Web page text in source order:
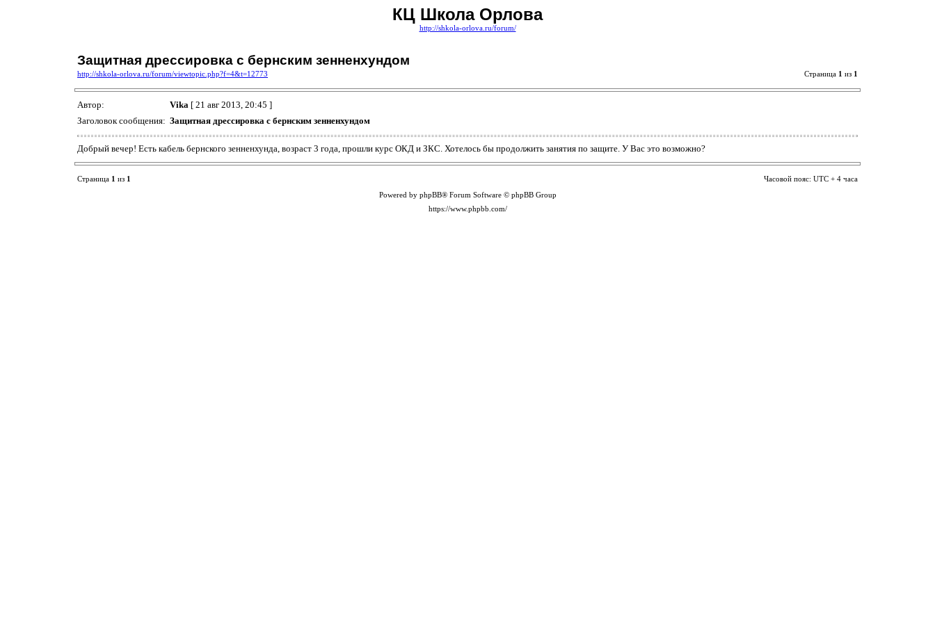
КЦ Школа Орлова
http://shkola-orlova.ru/forum/
Защитная дрессировка с бернским зенненхундом
http://shkola-orlova.ru/forum/viewtopic.php?f=4&t=12773 Страница 1 из 1
Автор: Vika [ 21 авг 2013, 20:45 ]
Заголовок сообщения: Защитная дрессировка с бернским зенненхундом
Добрый вечер! Есть кабель бернского зенненхунда, возраст 3 года, прошли курс ОКД и ЗКС. Хотелось бы продолжить занятия по защите. У Вас это возможно?
Страница 1 из 1 Часовой пояс: UTC + 4 часа
Powered by phpBB® Forum Software © phpBB Group
https://www.phpbb.com/